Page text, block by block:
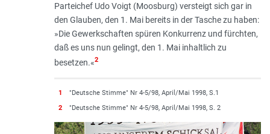
Parteichef Udo Voigt (Moosburg) versteigt sich gar in
den Glauben, den 1. Mai bereits in der Tasche zu haben:
»Die Gewerkschaften spüren Konkurrenz und fürchten,
daß es uns nun gelingt, den 1. Mai inhaltlich zu
besetzen.«2
1
"Deutsche Stimme" Nr 4-5/98, April/Mai 1998, S.1
2
"Deutsche Stimme" Nr 4-5/98, April/Mai 1998, S. 2